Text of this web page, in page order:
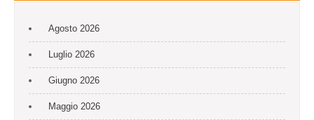
Agosto 2026
Luglio 2026
Giugno 2026
Maggio 2026